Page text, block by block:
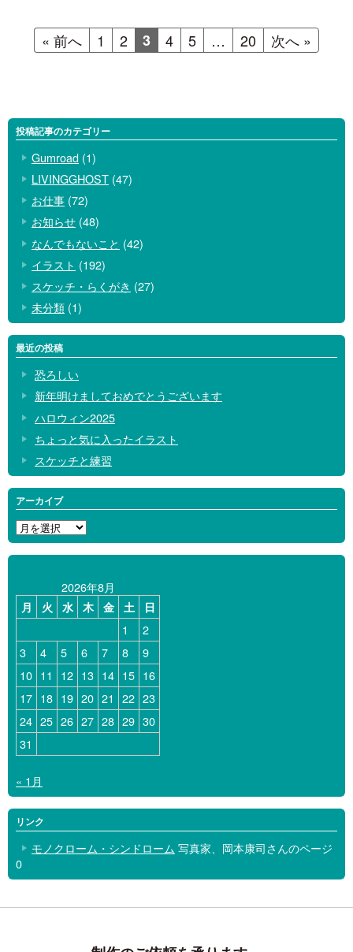
« 前へ 1 2 3 4 5 … 20 次へ »
投稿記事のカテゴリー
Gumroad (1)
LIVINGGHOST (47)
お仕事 (72)
お知らせ (48)
なんでもないこと (42)
イラスト (192)
スケッチ・らくがき (27)
未分類 (1)
最近の投稿
恐ろしい
新年明けましておめでとうございます
ハロウィン2025
ちょっと気に入ったイラスト
スケッチと練習
アーカイブ
ア
ー
カ
2026年8月
月 火 水 木 金 土 日
1
2
3
4 5 6 7 8
9
10 11 12 13 14 15 16
17 18 19 20 21 22 23
24 25 26 27 28 29 30
31
« 1月
リンク
モノクローム・シンドローム 写真家、岡本康司さんのページ
0